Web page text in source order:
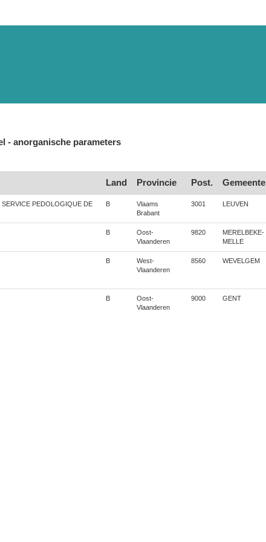
- anorganische parameters
Land Provincie Post. Gemeente
PEDOLOGIQUE DE
B
Vlaams
Brabant
3001 LEUVEN
B
Oost-
Vlaanderen
9820
MERELBEKE-
MELLE
B
West-
Vlaanderen
8560 WEVELGEM
B
Oost-
Vlaanderen
9000 GENT